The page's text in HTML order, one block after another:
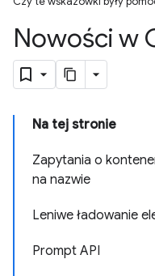
Nowości w
Na tej stronie
Zapytania o
na nazwie
Leniwe ładowanie
Prompt API